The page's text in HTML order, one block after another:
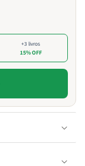
+3 livros
15% OFF